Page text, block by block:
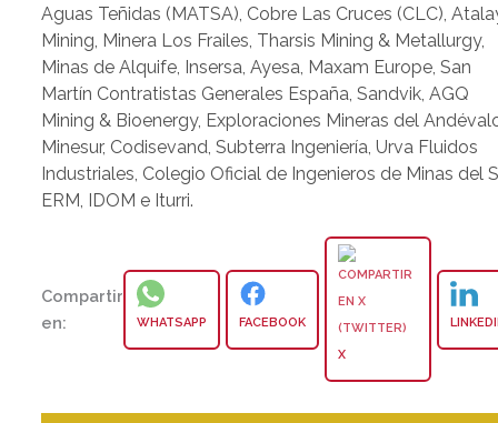
Aguas Teñidas (MATSA), Cobre Las Cruces (CLC),
Mining, Minera Los Frailes, Tharsis Mining & Metallurgy,
Minas de Alquife, Insersa, Ayesa, Maxam Europe, San
Martín Contratistas Generales España, Sandvik, AGQ
Mining & Bioenergy, Exploraciones Mineras del
Minesur, Codisevand, Subterra Ingeniería, Urva Fluidos
Industriales, Colegio Oficial de Ingenieros de Minas del
ERM, IDOM e Iturri.
Compartir
en:
WHATSAPP FACEBOOK
X